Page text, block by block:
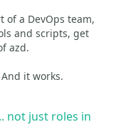
of a DevOps team,
and scripts, get
azd.
it works.
not just roles in